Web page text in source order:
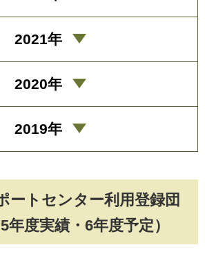
ートセンター利用登録団
年度実績・6年度予定）
2021年
2020年
2019年